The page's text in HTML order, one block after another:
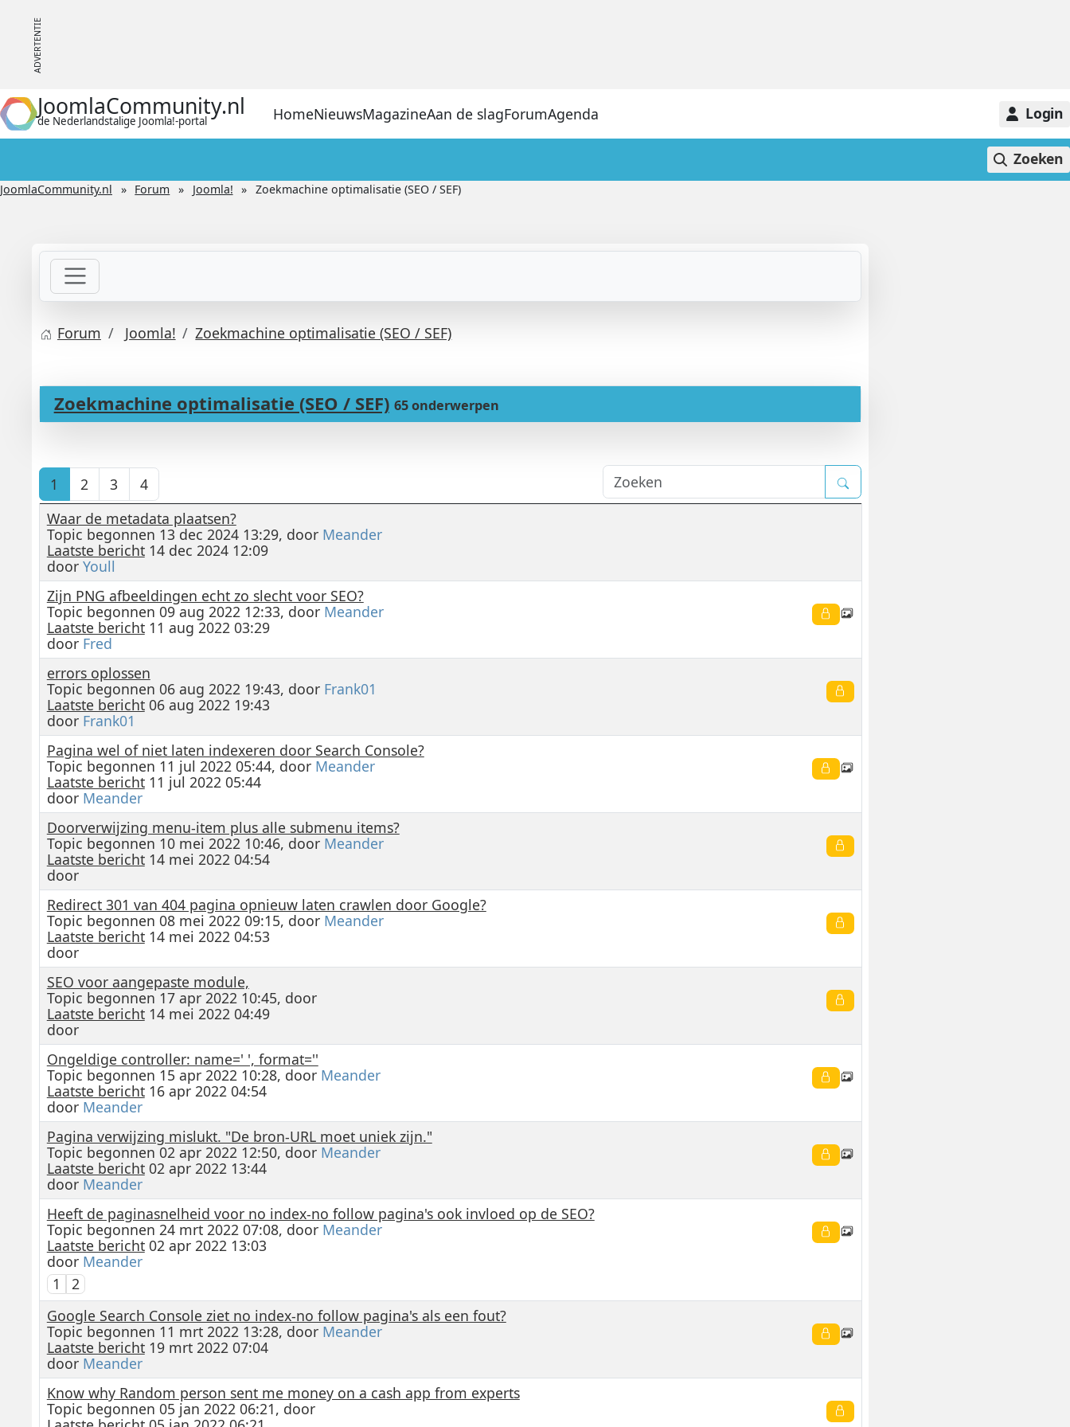
JoomlaCommunity.nl
de Nederlandstalige Joomla!-portal HomeNieuwsMagazineAan de slagForumAgenda Login
Zoeken
JoomlaCommunity.nl Forum Joomla! Zoekmachine optimalisatie (SEO / SEF)
Forum Joomla! Zoekmachine optimalisatie (SEO / SEF)
Zoekmachine optimalisatie (SEO / SEF) 65 onderwerpen
1 2 3
4
Waar de metadata plaatsen?
Topic begonnen 13 dec 2024 13:29, door Meander
Laatste bericht14 dec 2024 12:09
door Youll
Zijn PNG afbeeldingen echt zo slecht voor SEO?
Topic begonnen 09 aug 2022 12:33, door Meander
Laatste bericht11 aug 2022 03:29
door Fred
errors oplossen
Topic begonnen 06 aug 2022 19:43, door Frank01
Laatste bericht06 aug 2022 19:43
door Frank01
Pagina wel of niet laten indexeren door Search Console?
Topic begonnen 11 jul 2022 05:44, door Meander
Laatste bericht11 jul 2022 05:44
door Meander
Doorverwijzing menu-item plus alle submenu items?
Topic begonnen 10 mei 2022 10:46, door Meander
Laatste bericht14 mei 2022 04:54
door
Redirect 301 van 404 pagina opnieuw laten crawlen door Google?
Topic begonnen 08 mei 2022 09:15, door Meander
Laatste bericht14 mei 2022 04:53
door
SEO voor aangepaste module,
Topic begonnen 17 apr 2022 10:45, door
Laatste bericht14 mei 2022 04:49
door
Ongeldige controller: name=' ', format=''
Topic begonnen 15 apr 2022 10:28, door Meander
Laatste bericht16 apr 2022 04:54
door Meander
Pagina verwijzing mislukt. "De bron-URL moet uniek zijn."
Topic begonnen 02 apr 2022 12:50, door Meander
Laatste bericht02 apr 2022 13:44
door Meander
Heeft de paginasnelheid voor no index-no follow pagina's ook invloed op de SEO?
Topic begonnen 24 mrt 2022 07:08, door Meander
Laatste bericht02 apr 2022 13:03
door Meander
1
2
Google Search Console ziet no index-no follow pagina's als een fout?
Topic begonnen 11 mrt 2022 13:28, door Meander
Laatste bericht19 mrt 2022 07:04
door Meander
Know why Random person sent me money on a cash app from experts
Topic begonnen 05 jan 2022 06:21, door